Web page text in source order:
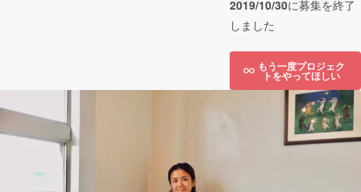
2019/10/30に募集を終了
しました
もう一度プロジェク
トをやってほしい